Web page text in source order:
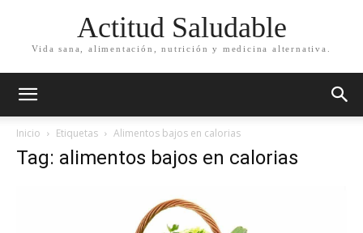
Actitud Saludable
Vida sana, alimentación, nutrición y medicina alternativa.
Inicio Etiquetas Alimentos bajos en calorias
Tag: alimentos bajos en calorias